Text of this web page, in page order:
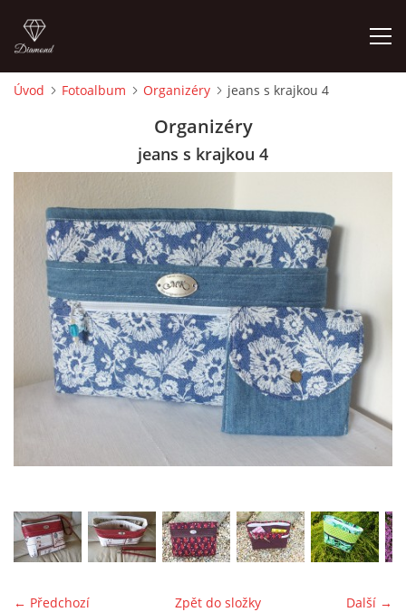
CEDULKY
MOJE POSLEDNÍ PRÁCE
jk-laguna@seznam.cz
Úvod Fotoalbum Organizéry jeans s krajkou 4
Organizéry
jeans s krajkou 4
← Předchozí Další →
Zpět do složky